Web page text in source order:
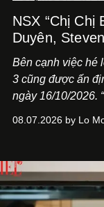
NSX “Chị Chị
Duyên,
Bên cạnh việc hé
3 cũng được ấn
ngày 16/10/2026.
Việt Nam”, NSX
08.07.2026 by Lo